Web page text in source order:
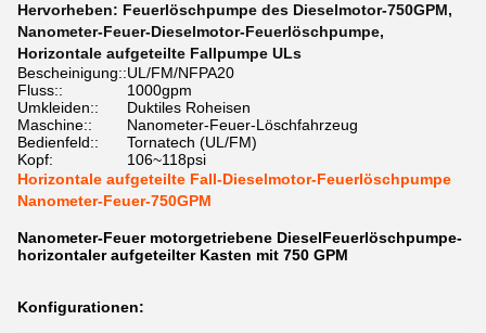
Hervorheben: Feuerlöschpumpe des Dieselmotor-750GPM,
Nanometer-Feuer-Dieselmotor-Feuerlöschpumpe,
Horizontale aufgeteilte Fallpumpe ULs
Bescheinigung::UL/FM/NFPA20
Fluss::
1000gpm
Umkleiden::
Duktiles Roheisen
Maschine::
Nanometer-Feuer-Löschfahrzeug
Bedienfeld::
Tornatech (UL/FM)
Kopf:
106~118psi
Horizontale aufgeteilte Fall-Dieselmotor-Feuerlöschpumpe
Nanometer-Feuer-750GPM
Nanometer-Feuer motorgetriebene DieselFeuerlöschpumpe-
horizontaler aufgeteilter Kasten mit 750 GPM
Konfigurationen: